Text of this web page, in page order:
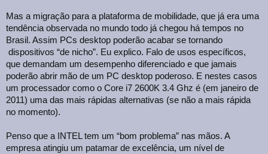
Mas a migração para a plataforma de mobilidade, que já era uma
tendência observada no mundo todo já chegou há tempos no
Brasil. Assim PCs desktop poderão acabar se tornando
dispositivos “de nicho”. Eu explico. Falo de usos específicos,
que demandam um desempenho diferenciado e que jamais
poderão abrir mão de um PC desktop poderoso. E nestes casos
um processador como o Core i7 2600K 3.4 Ghz é (em janeiro de
2011) uma das mais rápidas alternativas (se não a mais rápida
no momento).
Penso que a INTEL tem um “bom problema” nas mãos. A
empresa atingiu um patamar de excelência, um nível de